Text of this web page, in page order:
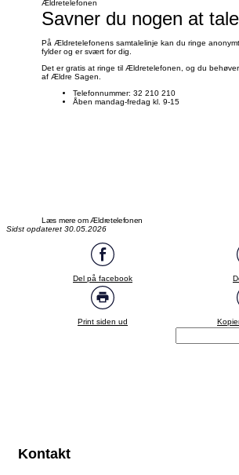
Ældretelefonen
Savner du nogen at
På Ældretelefonens samtalelinje kan du ringe
fylder og er svært for dig.
Det er gratis at ringe til Ældretelefonen, og du
af Ældre Sagen.
Telefonnummer: 32 210 210
Åben mandag-fredag kl. 9-15
Læs mere om Ældretelefonen
Sidst opdateret 30.05.2026
Del på facebook
Print siden ud
Kontakt